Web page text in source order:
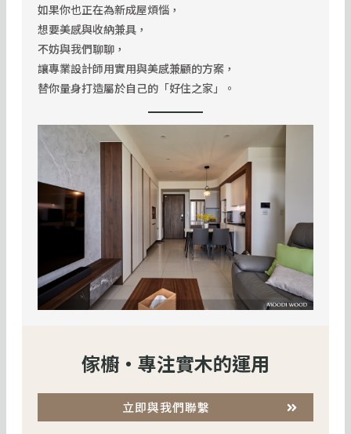
如果你也正在為新成屋煩惱，
想要美感與收納兼具，
不妨與我們聊聊，
讓專業設計師用實用與美感兼顧的方案，
替你量身打造屬於自己的「好住之家」。
傢櫥・專注實木的運用
立即與我們聯繫